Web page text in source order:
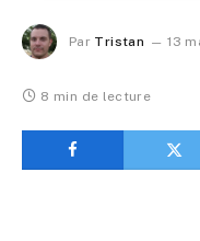
Par Tristan 13
8 min de lecture